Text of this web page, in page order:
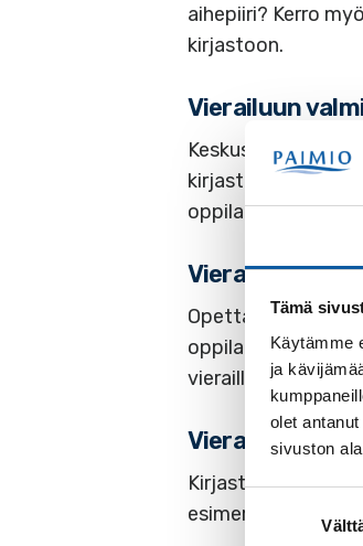
Tämä
Käytämme
ja
olet
sivuston
valinta
aihepiiri? Kerro
kirjastoon.
Vierailuun
Keskustele
kirjastonhoitaja
oppilaita
Vierailun
Opettajan tulee
oppilaistaan ja
vieraillessa
Vierailun
Kirjaston
esimerkiksi